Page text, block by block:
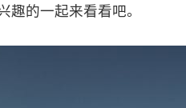
趣的一起来看看吧。